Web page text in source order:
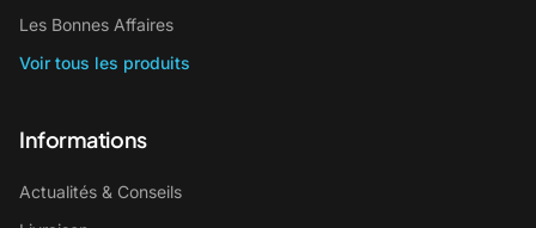
Les Bonnes Affaires
Voir tous les produits
Informations
Actualités & Conseils